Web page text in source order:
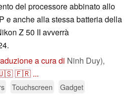
del processore abbinato allo
e anche alla stessa batteria della
Z 50 II avverrà
a cura di Ninh Duy),
🇫🇷 ...
Touchscreen Gadget